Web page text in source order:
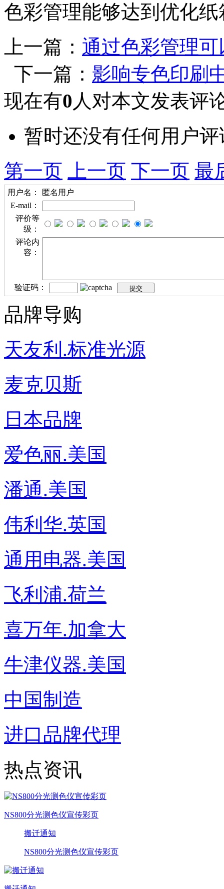
色彩管理能够达到优化
上一篇： 通过色彩管理
下一篇： 影响专色印刷
现在有0 人对本文发表评
暂时还没有任何用户评
第一页
上一页 下一页 最
用户名：
匿名用户
E-mail：
评价等
级：
评论内
容：
验证码：
品牌导购
天友利.标准光源
麦克贝斯
日本品牌
爱色丽.美国
潘通.美国
伟利华.英国
通用电器.美国
飞利浦.荷兰
喜万年.加拿大
牛津仪器.美国
中国制造
进口品牌代理
热点资讯
NS800分光测色仪宣传彩页
搬迁通知
NS800分光测色仪宣传彩页